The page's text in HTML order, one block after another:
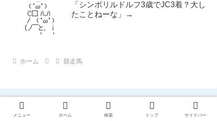
「シンボリルドルフ3歳でJC3着？大し
たことねーな」→
ホーム 競走馬
メニュー ホーム 検索 トップ サイドバー